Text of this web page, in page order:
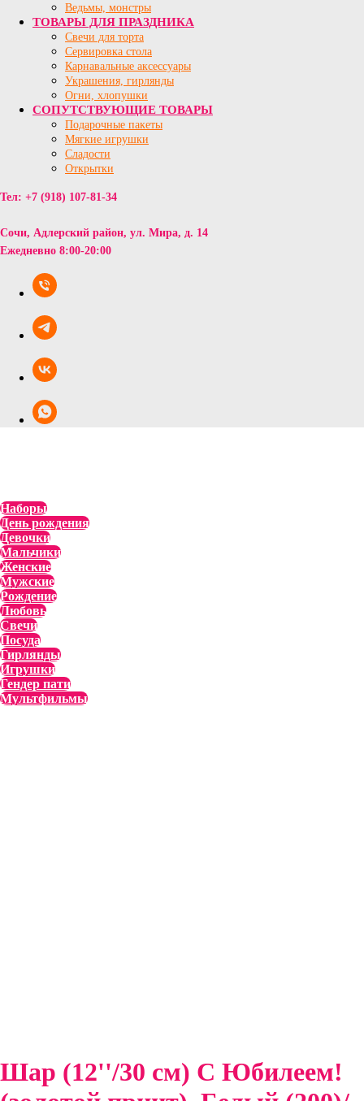
Ведьмы, монстры
ТОВАРЫ ДЛЯ ПРАЗДНИКА
Свечи для торта
Сервировка стола
Карнавальные аксессуары
Украшения, гирлянды
Огни, хлопушки
СОПУТСТВУЮЩИЕ ТОВАРЫ
Подарочные пакеты
Мягкие игрушки
Сладости
Открытки
Тел: +7 (918) 107-81-34
Сочи, Адлерский район, ул. Мира, д. 14
Ежедневно 8:00-20:00
Наборы
День рождения
Девочки
Мальчики
Женские
Мужские
Рождение
Любовь
Свечи
Посуда
Гирлянды
Игрушки
Гендер пати
Мультфильмы
Шар (12''/30 см) С Юбилеем!